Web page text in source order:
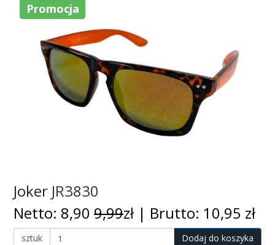
Joker JR3830
Netto: 8,90 9,99zł | Brutto: 10,95 zł
sztuk Dodaj do koszyka
Promocja